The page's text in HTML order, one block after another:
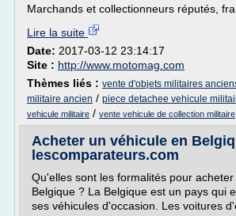
Marchands et collectionneurs réputés,
Lire la suite
Date: 2017-03-12 23:14:17
Site : http://www.motomag.com
Thèmes liés : vente d'objets militaires
militaire ancien / piece detachee vehicule
vehicule militaire / vente vehicule de collection militaire
Acheter un véhicule en
lescomparateurs.com
Qu'elles sont les formalités pour
Belgique ? La Belgique est un pays qui
ses véhicules d'occasion. Les voitures